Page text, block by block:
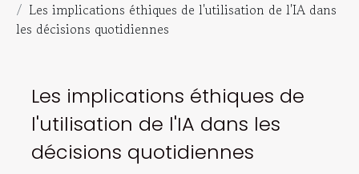
Les implications éthiques de l'utilisation de l'IA dans
les décisions quotidiennes
Les implications éthiques de
l'utilisation de l'IA dans les
décisions quotidiennes